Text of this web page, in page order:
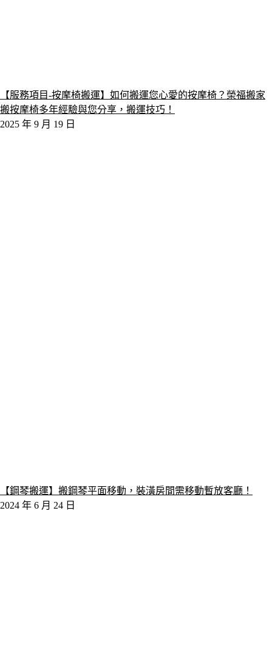
【服務項目-按摩椅搬運】如何搬運您心愛的按摩椅？榮福搬家
搬按摩椅多年經驗與您分享，搬運技巧！
2025 年 9 月 19 日
【鋼琴搬運】搬鋼琴平面移動，裝潢房間需移動暫放客廳！
2024 年 6 月 24 日